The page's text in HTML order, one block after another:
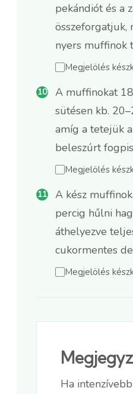
pekándiót és a
összeforgatjuk,
nyers muffinok
Megjelölés
A muffinokat
sütésen kb.
amíg a tetejük
beleszúrt
Megjelölés
A kész
percig hűlni
áthelyezve
cukormentes
Megjelölés
Ha